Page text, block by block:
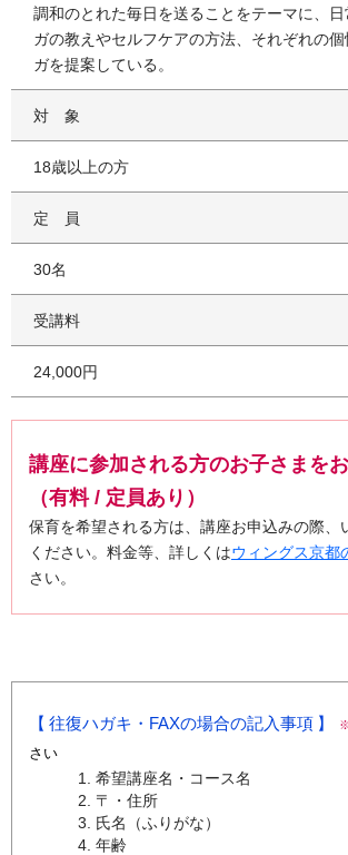
調和のとれた毎日を送ることをテーマに、
ガの教えやセルフケアの方法、それぞれの
ガを提案している。
対象
18歳以上の方
定員
30名
受講料
24,000円
講座に参加される方のお子さまを
（有料 / 定員あり）
保育を希望される方は、講座お申込みの際、
ください。料金等、詳しくはウィングス京都
さい。
往復ハガキ・FAXの場合の記入事項
さい
希望講座名・コース名
〒・住所
氏名（ふりがな）
年齢